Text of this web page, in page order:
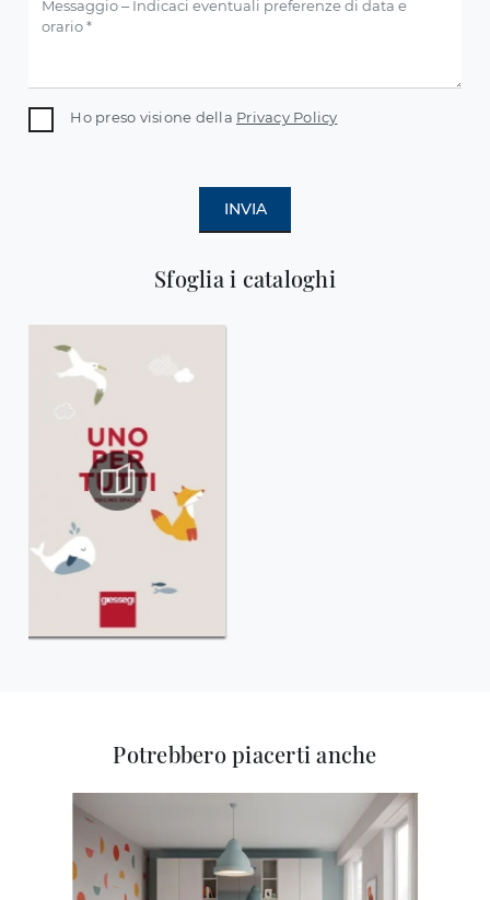
Sfoglia i cataloghi
Ho preso visione della Privacy Policy
INVIA
Potrebbero piacerti anche